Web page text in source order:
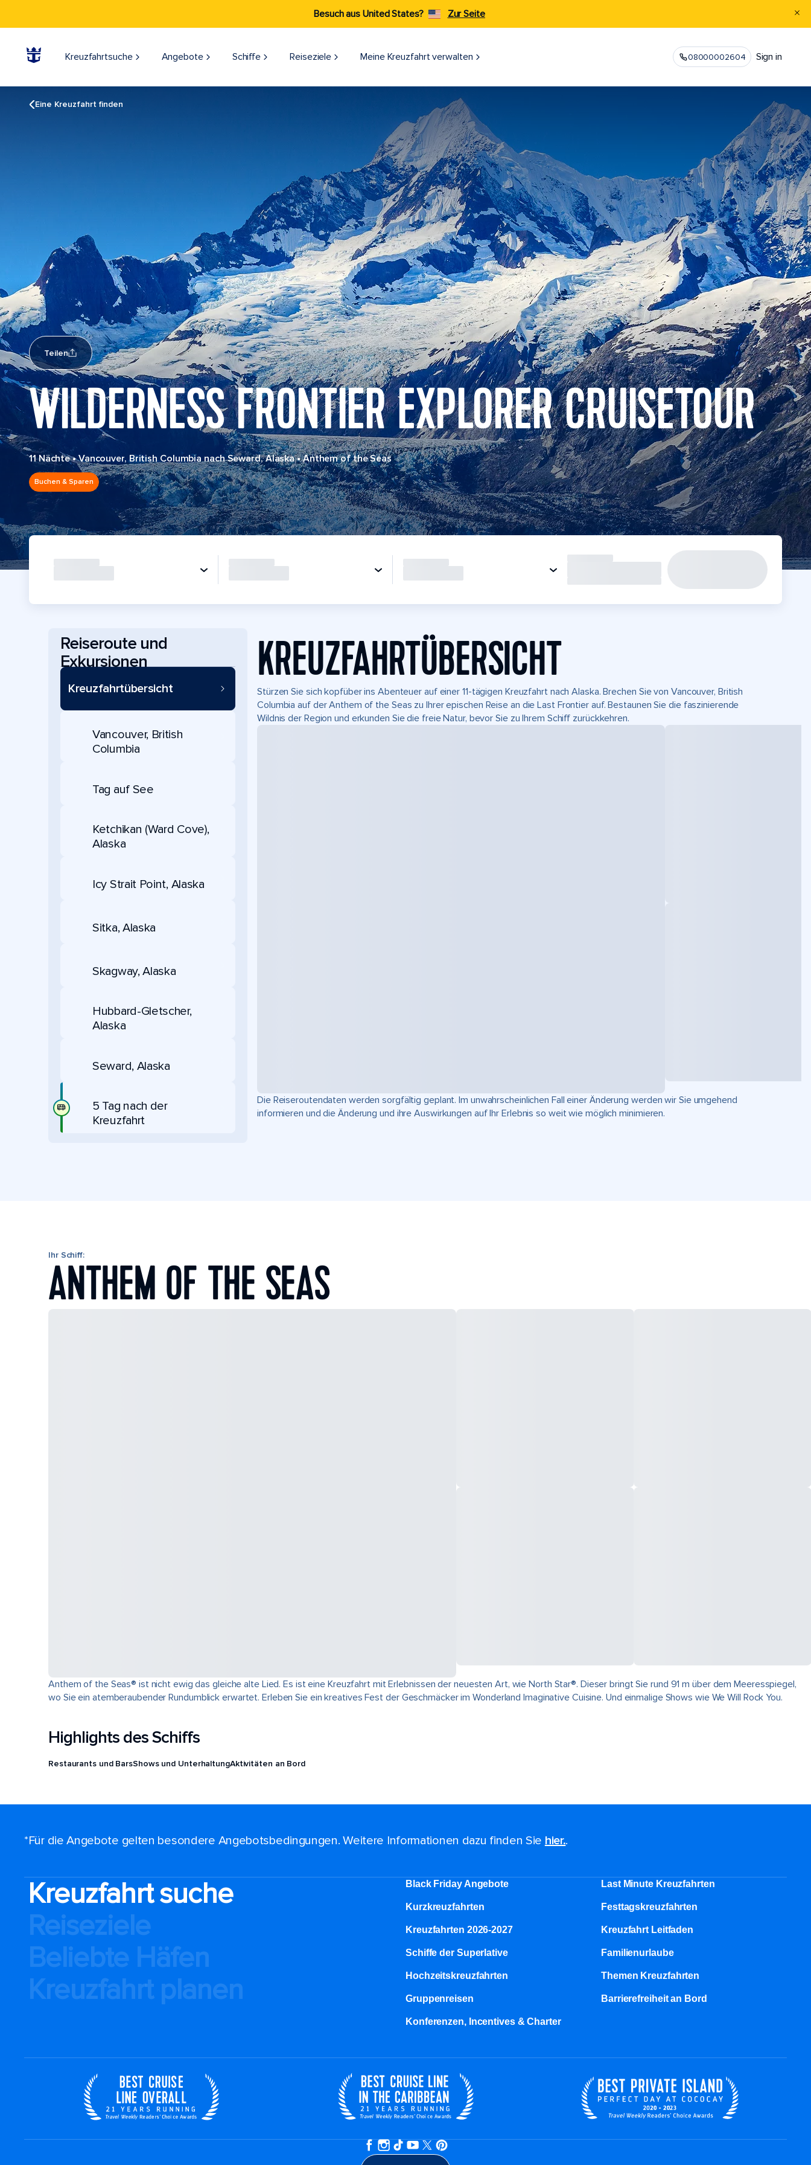
Besuch aus United States? Zur Seite
Kreuzfahrtsuche Angebote Schiffe Reiseziele​ Meine Kreuzfahrt verwalten 08000002604 Sign in
Eine Kreuzfahrt finden
Teilen
WILDERNESS FRONTIER EXPLORER CRUISETOUR
11 Nächte•Vancouver, British Columbia nach Seward, Alaska•Anthem of the Seas
Buchen & Sparen
Reiseroute und
Exkursionen
Kreuzfahrtübersicht
Vancouver, British
Columbia
Tag auf See
Ketchikan (Ward Cove),
Alaska
Icy Strait Point, Alaska
Sitka, Alaska
Skagway, Alaska
Hubbard-Gletscher,
Alaska
Seward, Alaska
5 Tag nach der
Kreuzfahrt
KREUZFAHRTÜBERSICHT
Stürzen Sie sich kopfüber ins Abenteuer auf einer 11-tägigen Kreuzfahrt nach Alaska. Brechen Sie von Vancouver, British
Columbia auf der Anthem of the Seas zu Ihrer epischen Reise an die Last Frontier auf. Bestaunen Sie die faszinierende
Wildnis der Region und erkunden Sie die freie Natur, bevor Sie zu Ihrem Schiff zurückkehren.
Die Reiseroutendaten werden sorgfältig geplant. Im unwahrscheinlichen Fall einer Änderung werden wir Sie umgehend
informieren und die Änderung und ihre Auswirkungen auf Ihr Erlebnis so weit wie möglich minimieren.
Ihr Schiff:
ANTHEM OF THE SEAS
Anthem of the Seas® ist nicht ewig das gleiche alte Lied. Es ist eine Kreuzfahrt mit Erlebnissen der neuesten Art, wie North Star®. Dieser bringt Sie rund 91 m über dem Meeresspiegel,
wo Sie ein atemberaubender Rundumblick erwartet. Erleben Sie ein kreatives Fest der Geschmäcker im Wonderland Imaginative Cuisine. Und einmalige Shows wie We Will Rock You.
Highlights des Schiffs
Restaurants und BarsShows und UnterhaltungAktivitäten an Bord
*Für die Angebote gelten besondere Angebotsbedingungen. Weitere Informationen dazu finden Sie hier..
Kreuzfahrt suche
Reiseziele
Beliebte Häfen
Kreuzfahrt planen
Black Friday Angebote Last Minute Kreuzfahrten
Kurzkreuzfahrten​ Festtagskreuzfahrten​
Kreuzfahrten 2026-2027 Kreuzfahrt Leitfaden
Schiffe der Superlative Familienurlaube​
Hochzeitskreuzfahrten Themen Kreuzfahrten
Gruppenreisen Barrierefreiheit an Bord​
Konferenzen, Incentives & Charter